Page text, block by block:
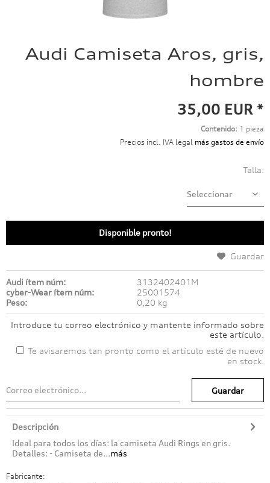
Audi Camiseta Aros, gris,
hombre
35,00 EUR *
Contenido: 1 pieza
Precios incl. IVA legal más gastos de envío
Talla:
Disponible pronto!
Guardar
Audi ítem núm:
3132402401M
cyber-Wear ítem núm:
25001574
Peso:
0,20 kg
Introduce tu correo electrónico y mantente informado sobre
este artículo.
Te avisaremos tan pronto como el artículo esté de nuevo
en stock.
Guardar
Descripción
Ideal para todos los días: la camiseta Audi Rings en gris.
Detalles: - Camiseta de...más
Fabricante: